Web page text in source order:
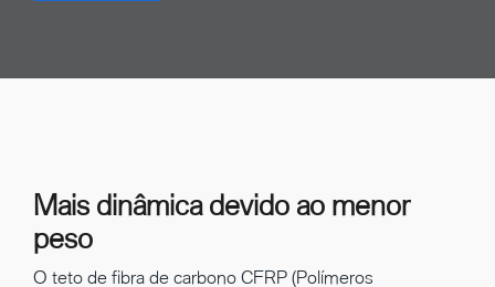
Mais dinâmica devido ao menor
peso
O teto de fibra de carbono CFRP (Polímeros